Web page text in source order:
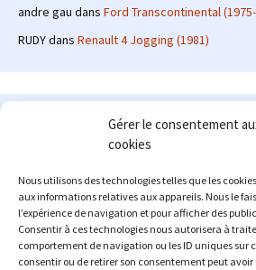
Gérer le consentement
cookies
Nous utilisons des technologies telles que les
aux informations relatives aux appareils. Nous le
l’expérience de navigation et pour afficher des
Consentir à ces technologies nous autorisera à
comportement de navigation ou les ID uniques sur
consentir ou de retirer son consentement peut
andre gau dans Ford Transcontinental
RUDYdans Renault 4 Jogging (1981)
Le site en quelques mots
: passionné
nombreuses années, j'ai commencé à
internet à partir de 2009 au travers d'un
succès. Fin 2013, je décide de prendre mon
avec mon propre site : l'Automobile
Me contacter :